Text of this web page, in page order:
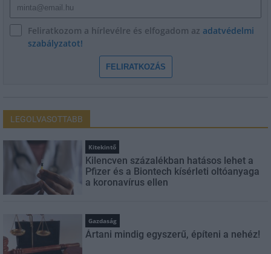
Feliratkozom a hírlevélre és elfogadom az adatvédelmi
szabályzatot!
FELIRATKOZÁS
LEGOLVASOTTABB
Kitekintő
Kilencven százalékban hatásos lehet a
Pfizer és a Biontech kísérleti oltóanyaga
a koronavírus ellen
Gazdaság
Ártani mindig egyszerű, építeni a nehéz!